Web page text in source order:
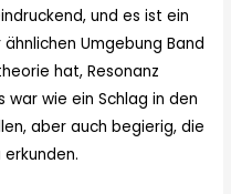
und es ist ein
Umgebung Band
hat, Resonanz
war wie ein Schlag in den
aber auch begierig, die